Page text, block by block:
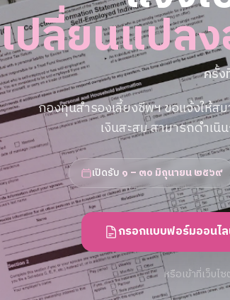
เปลี่ยนแปล
ครั้
กองทุนสำรองเลี้ยงชีพฯ ขอแจ้งให้
เงินสะสม สามารถดำเ
เปิดรับ ๑ – ๓๐ มิถุนายน ๒๕๖๙
กรอกแบบฟอร์มออนไ
หรือเข้าที่เว็บไ